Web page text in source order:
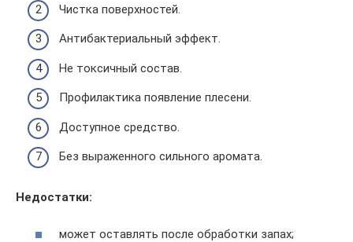
Чистка поверхностей.
Антибактериальный эффект.
Не токсичный состав.
Профилактика появление плесени.
Доступное средство.
Без выраженного сильного аромата.
Недостатки:
может оставлять после обработки запах;